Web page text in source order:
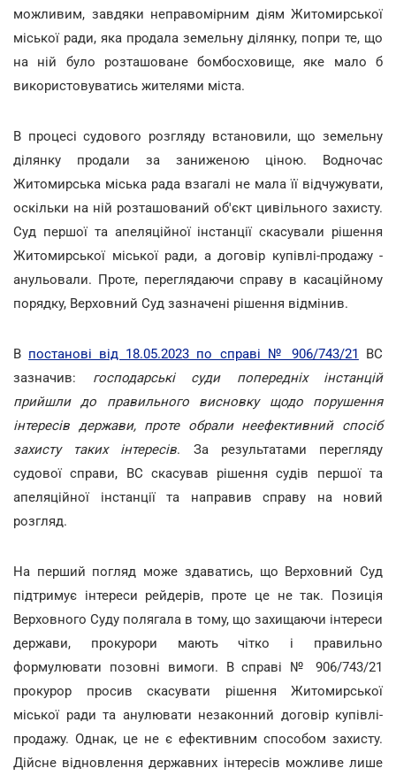
можливим, завдяки неправомірним діям Житомирської
міської ради, яка продала земельну ділянку, попри те, що
на ній було розташоване бомбосховище, яке мало б
використовуватись жителями міста.
В процесі судового розгляду встановили, що земельну
ділянку продали за заниженою ціною. Водночас
Житомирська міська рада взагалі не мала її відчужувати,
оскільки на ній розташований об'єкт цивільного захисту.
Суд першої та апеляційної інстанції скасували рішення
Житомирської міської ради, а договір купівлі-продажу -
анульовали. Проте, переглядаючи справу в касаційному
порядку, Верховний Суд зазначені рішення відмінив.
В постанові від 18.05.2023 по справі № 906/743/21
ВС
зазначив: господарські суди попередніх інстанцій
прийшли до правильного висновку щодо порушення
інтересів держави, проте обрали неефективний спосіб
захисту таких інтересів. За результатами перегляду
судової справи, ВС скасував рішення судів першої та
апеляційної інстанції та направив справу на новий
розгляд.
На перший погляд може здаватись, що Верховний Суд
підтримує інтереси рейдерів, проте це не так. Позиція
Верховного Суду полягала в тому, що захищаючи інтереси
держави, прокурори мають чітко і правильно
формулювати позовні вимоги. В справі № 906/743/21
прокурор просив скасувати рішення Житомирської
міської ради та анулювати незаконний договір купівлі-
продажу. Однак, це не є ефективним способом захисту.
Дійсне відновлення державних інтересів можливе лише